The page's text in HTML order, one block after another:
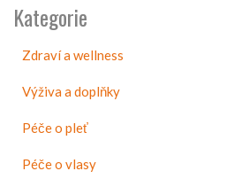
Kategorie
Zdraví a wellness
Výživa a doplňky
Péče o pleť
Péče o vlasy